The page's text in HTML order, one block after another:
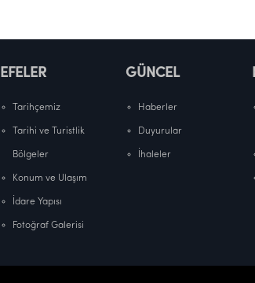
EFELER
Tarihçemiz
Tarihi ve Turistlik
Bölgeler
Konum ve Ulaşım
İdare Yapısı
Fotoğraf Galerisi
GÜNCEL
Haberler
Duyurular
İhaleler